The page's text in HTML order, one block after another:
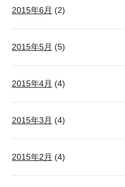
2015年6月 (2)
2015年5月 (5)
2015年4月 (4)
2015年3月 (4)
2015年2月 (4)